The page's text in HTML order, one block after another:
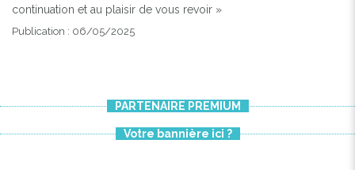
continuation et au plaisir de vous revoir »
Publication : 06/05/2025
PARTENAIRE PREMIUM
Votre bannière ici ?